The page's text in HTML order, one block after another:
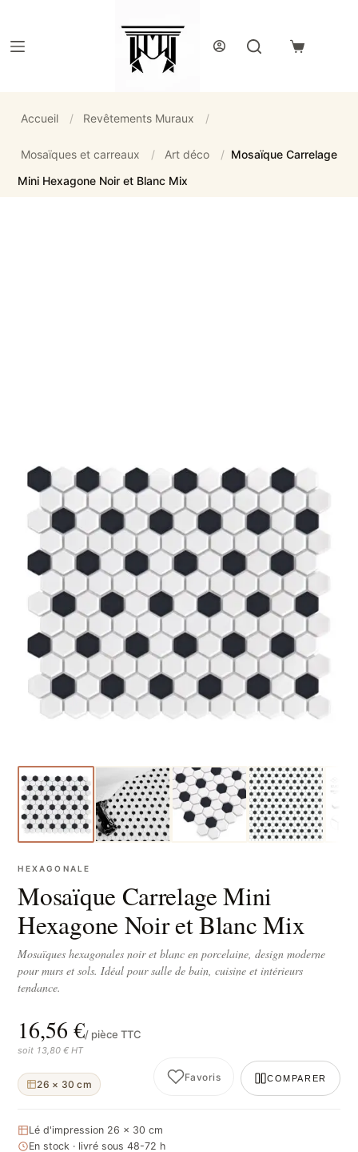
Panier
Accueil / Revêtements Muraux /
Mosaïques et carreaux / Art déco / Mosaïque Carrelage
Mini Hexagone Noir et Blanc Mix
HEXAGONALE
Mosaïque Carrelage Mini
Hexagone Noir et Blanc Mix
Mosaïques hexagonales noir et blanc en porcelaine, design moderne
pour murs et sols. Idéal pour salle de bain, cuisine et intérieurs
tendance.
16,56 €/ pièce TTC
soit 13,80 € HT
26 × 30 cm
Favoris COMPARER
Lé d'impression 26 × 30 cm
En stock · livré sous 48-72 h